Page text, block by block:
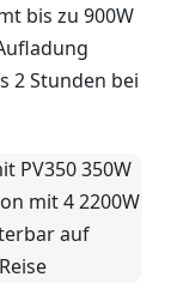
bis zu 900W
2 Stunden bei